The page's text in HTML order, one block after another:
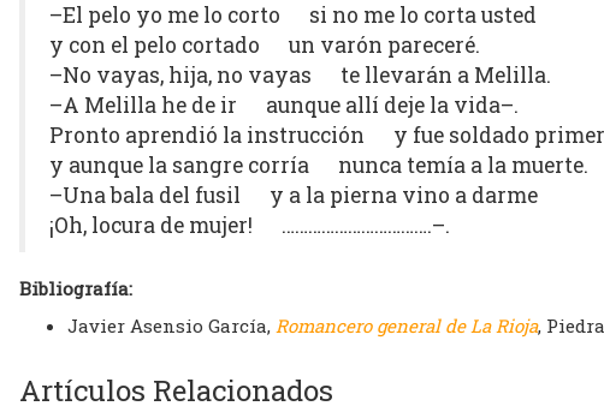
–El pelo yo me lo corto si no me lo corta usted
y con el pelo cortado un varón pareceré.
–No vayas, hija, no vayas te llevarán a Melilla.
–A Melilla he de ir aunque allí deje la vida–.
Pronto aprendió la instrucción y fue soldado
y aunque la sangre corría nunca temía a la muerte.
–Una bala del fusil y a la pierna vino a darme
¡Oh, locura de mujer! …………………………….–.
Bibliografía:
Javier Asensio García, Romancero general de La Rioja,
Artículos Relacionados